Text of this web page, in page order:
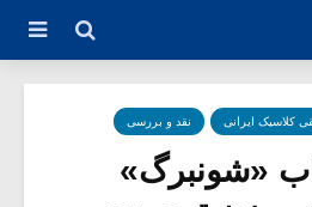
کلاسیک ایرانی نقد و بررسی
«شونبرگ»